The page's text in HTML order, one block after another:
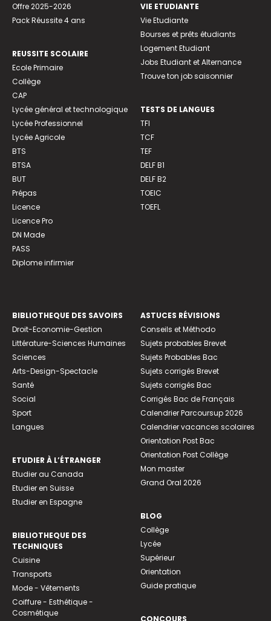
Offre 2025-2026
Pack Réussite 4 ans
REUSSITE SCOLAIRE
Ecole Primaire
Collège
CAP
Lycée général et technologique
Lycée Professionnel
Lycée Agricole
BTS
BTSA
BUT
Prépas
Licence
Licence Pro
DN Made
PASS
Diplome infirmier
VIE ETUDIANTE
Vie Etudiante
Bourses et prêts étudiants
Logement Etudiant
Jobs Etudiant et Alternance
Trouve ton job saisonnier
TESTS DE LANGUES
TFI
TCF
TEF
DELF B1
DELF B2
TOEIC
TOEFL
BIBLIOTHEQUE DES SAVOIRS
Droit-Economie-Gestion
Littérature-Sciences Humaines
Sciences
Arts-Design-Spectacle
Santé
Social
Sport
Langues
ETUDIER À L’ÉTRANGER
Etudier au Canada
Etudier en Suisse
Etudier en Espagne
BIBLIOTHEQUE DES
TECHNIQUES
Cuisine
Transports
Mode - Vêtements
Coiffure - Esthétique -
Cosmétique
ASTUCES RÉVISIONS
Conseils et Méthodo
Sujets probables Brevet
Sujets Probables Bac
Sujets corrigés Brevet
Sujets corrigés Bac
Corrigés Bac de Français
Calendrier Parcoursup 2026
Calendrier vacances scolaires
Orientation Post Bac
Orientation Post Collège
Mon master
Grand Oral 2026
BLOG
Collège
Lycée
Supérieur
Orientation
Guide pratique
CONCOURS